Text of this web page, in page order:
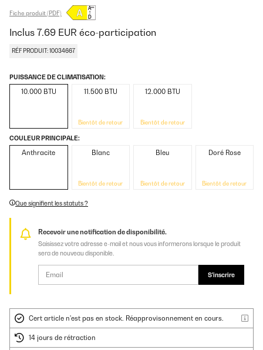
Fiche produit (PDF)
Inclus 7.69 EUR éco-participation
RÉF PRODUIT: 10034667
PUISSANCE DE CLIMATISATION:
10.000 BTU 11.500 BTU
Bientôt de retour
12.000 BTU
Bientôt de retour
COULEUR PRINCIPALE:
Anthracite Blanc
Bientôt de retour
Bleu
Bientôt de retour
Doré Rose
Bientôt de retour
Que signifient les statuts ?
Recevoir une notification de disponibilité.
Saisissez votre adresse e-mail et nous vous informerons lorsque le produit
sera de nouveau disponible.
S'inscrire
Cert article n'est pas en stock. Réapprovisonnement en cours.
14 jours de rétraction